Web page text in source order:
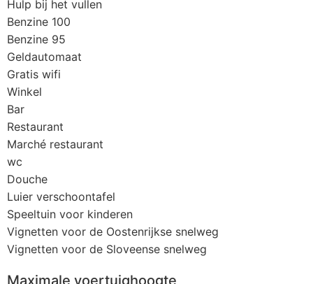
Hulp bij het vullen
Benzine 100
Benzine 95
Geldautomaat
Gratis wifi
Winkel
Bar
Restaurant
Marché restaurant
wc
Douche
Luier verschoontafel
Speeltuin voor kinderen
Vignetten voor de Oostenrijkse snelweg
Vignetten voor de Sloveense snelweg
Maximale voertuighoogte